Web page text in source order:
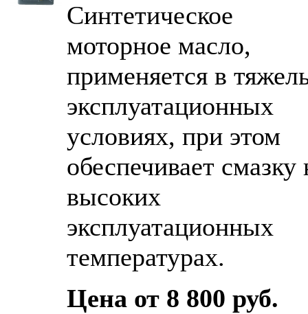
Синтетическое
моторное масло,
применяется в
эксплуатационных
условиях, при этом
обеспечивает смазку
высоких
эксплуатационных
температурах.
Цена от 8 800 руб.